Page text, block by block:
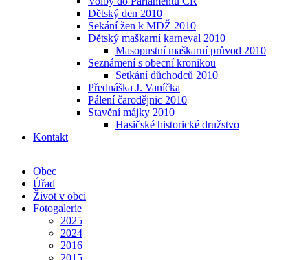
Dětský den 2010
Sekání žen k MDŽ 2010
Dětský maškarní karneval 2010
Masopustní maškarní průvod 2010
Seznámení s obecní kronikou
Setkání důchodců 2010
Přednáška J. Vaníčka
Pálení čarodějnic 2010
Stavění májky 2010
Hasičské historické družstvo
Kontakt
Obec
Úřad
Život v obci
Fotogalerie
2025
2024
2016
2015